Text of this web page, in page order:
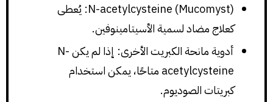
N-acetylcysteine (Mucomyst): يُعطى
كعلاج مضاد لسمية الأسيتامينوفين.
أدوية مانحة الكبريت الأخرى: إذا لم يكن N-
acetylcysteine متاحًا، يمكن استخدام
كبريتات الصوديوم.